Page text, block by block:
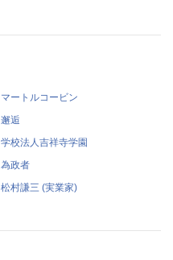
マートルコービン
邂逅
学校法人吉祥寺学園
為政者
松村謙三 (実業家)